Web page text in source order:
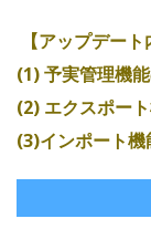
【アップデート
(1) 予実管理機
(2) エクスポー
(3)インポート